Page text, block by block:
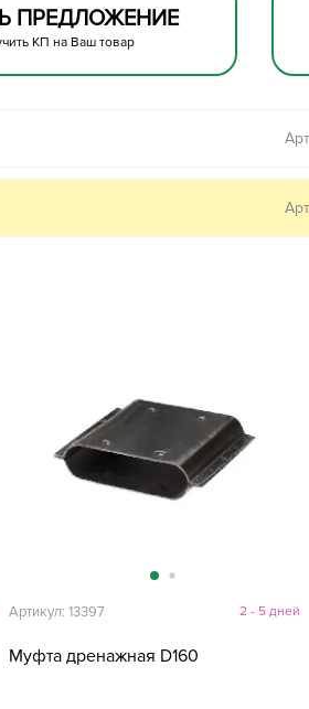
ПРЕДЛОЖЕНИЕ
КП на Ваш товар
Муфта дренажная D160
Артикул: 13397 2 - 5 дней